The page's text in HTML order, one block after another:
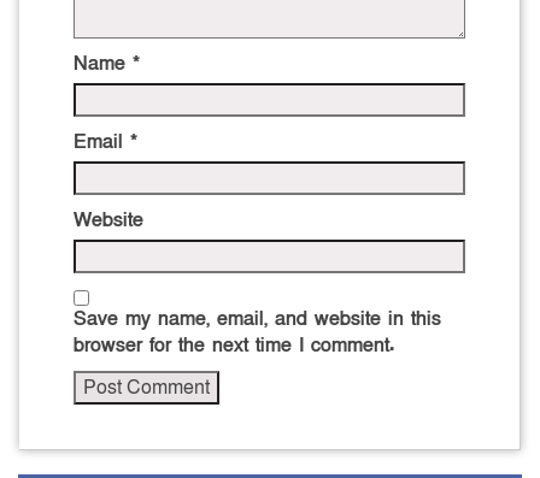
Name *
Email *
Website
Save my name, email, and website in this
browser for the next time I comment.